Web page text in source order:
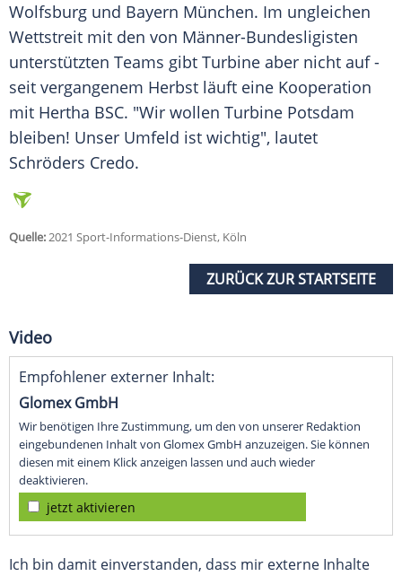
Wolfsburg und Bayern München. Im ungleichen
Wettstreit mit den von Männer-Bundesligisten
unterstützten Teams gibt Turbine aber nicht auf -
seit vergangenem Herbst läuft eine Kooperation
mit Hertha BSC. "Wir wollen Turbine Potsdam
bleiben! Unser Umfeld ist wichtig", lautet
Schröders Credo.
Quelle:2021 Sport-Informations-Dienst, Köln
ZURÜCK ZUR STARTSEITE
Video
Empfohlener externer Inhalt:
Glomex GmbH
Wir benötigen Ihre Zustimmung, um den von unserer Redaktion
eingebundenen Inhalt von Glomex GmbH anzuzeigen. Sie können
diesen mit einem Klick anzeigen lassen und auch wieder
deaktivieren.
jetzt aktivieren
Ich bin damit einverstanden, dass mir externe Inhalte